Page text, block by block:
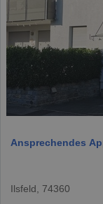
Ansprechendes
Ilsfeld, 74360